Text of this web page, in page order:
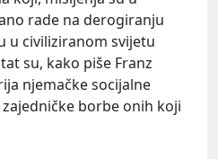
rade na derogiranju
u civiliziranom svijetu
su, kako piše Franz
njemačke socijalne
borbe onih koji